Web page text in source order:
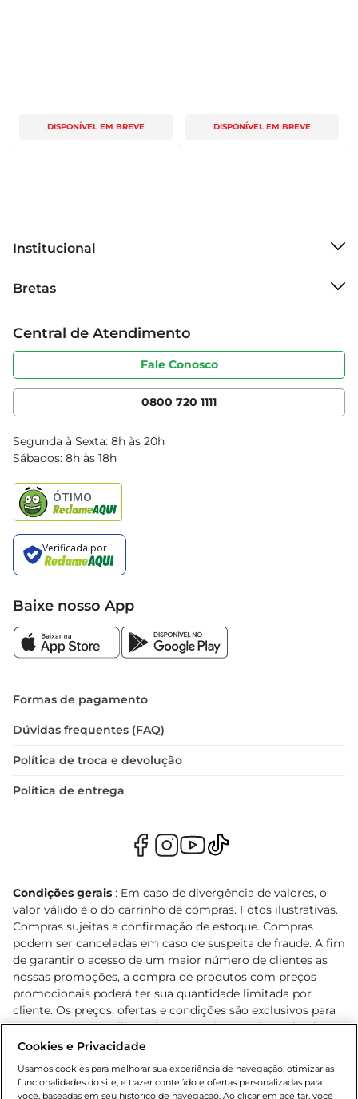
DISPONÍVEL EM BREVE DISPONÍVEL EM BREVE
Institucional
Grupo Cencosud
Sobre privacidade
Portal do fornecedor
Cencosud Media
Bretas
Produtos Bretas
Código de ética
Serviços
Clube Bretas
Blog Bretas
Black Friday
Central de Atendimento
Fale Conosco
0800 720 1111
Segunda à Sexta: 8h às 20h
Sábados: 8h às 18h
Baixe nosso App
Formas de pagamento
Dúvidas frequentes (FAQ)
Política de troca e devolução
Política de entrega
Condições gerais : Em caso de divergência de valores, o
valor válido é o do carrinho de compras. Fotos ilustrativas.
Compras sujeitas a confirmação de estoque. Compras
podem ser canceladas em caso de suspeita de fraude. A fim
de garantir o acesso de um maior número de clientes as
nossas promoções, a compra de produtos com preços
promocionais poderá ter sua quantidade limitada por
cliente. Os preços, ofertas e condições são exclusivos para
o e-commerce e válidos durante o dia de hoje, podendo
sofrer alterações sem prévia notificação. Proibida a venda
Lei n.º 8069/90, art. 81, inciso II (Estatuto da Criança e do
Adolescente). Preços e condições exclusivos para o
Cookies e Privacidade
Usamos cookies para melhorar sua experiência de navegação, otimizar as
funcionalidades do site, e trazer conteúdo e ofertas personalizadas para
você, baseadas em seu histórico de navegação. Ao clicar em aceitar, você